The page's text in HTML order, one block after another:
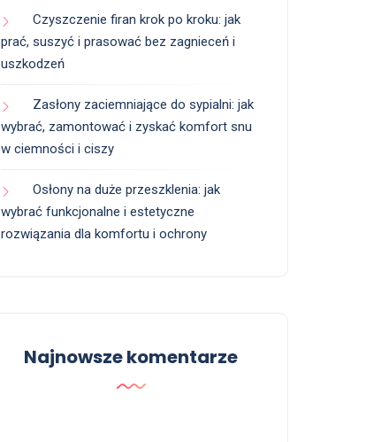
Czyszczenie firan krok po kroku: jak
prać, suszyć i prasować bez zagnieceń i
uszkodzeń
Zasłony zaciemniające do sypialni: jak
wybrać, zamontować i zyskać komfort snu
w ciemności i ciszy
Osłony na duże przeszklenia: jak
wybrać funkcjonalne i estetyczne
rozwiązania dla komfortu i ochrony
Najnowsze komentarze